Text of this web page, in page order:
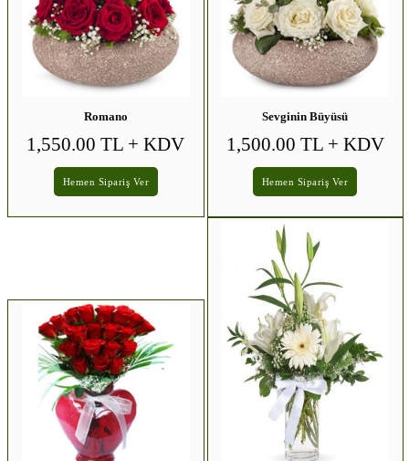
Romano
1,550.00 TL + KDV
Hemen Sipariş Ver
Sevginin Büyüsü
1,500.00 TL + KDV
Hemen Sipariş Ver